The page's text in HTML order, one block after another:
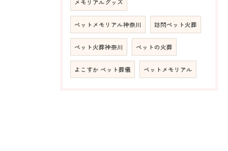
メモリアルグッズ
ペットメモリアル神奈川 訪問ペット火葬
ペット火葬神奈川 ペットの火葬
よこすか ペット葬儀 ペットメモリアル